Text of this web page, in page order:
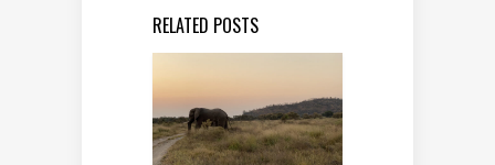
RELATED POSTS